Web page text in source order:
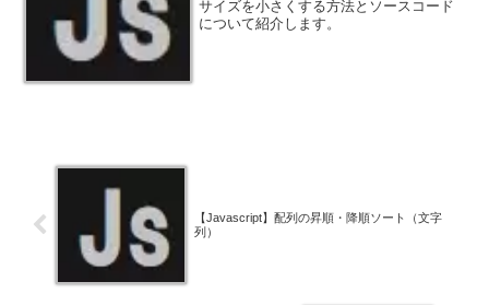
サイズを小さくする方法とソースコード
について紹介します。
【Javascript】配列の昇順・降順ソート（文字
列）